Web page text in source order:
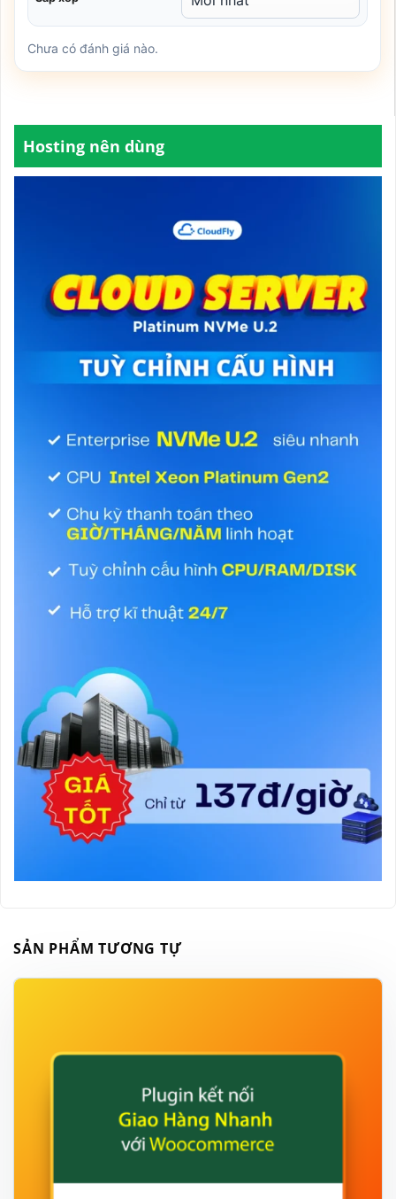
Chưa có đánh giá nào.
Hosting nên dùng
SẢN PHẨM TƯƠNG TỰ